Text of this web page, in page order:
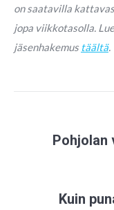
on saatavilla
jopa viikkotasolla.
jäsenhakemus täältä.
Pohjolan
Kuin